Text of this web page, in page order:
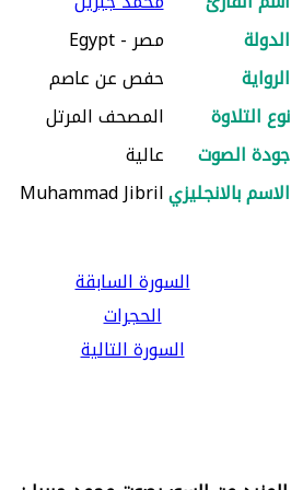
الدولة
مصر - Egypt
الرواية
حفص عن عاصم
نوع التلاوة
المصحف المرتل
جودة الصوت
عالية
الاسم بالانجليزيMuhammad Jibril
السورة السابقة
الحجرات
السورة التالية